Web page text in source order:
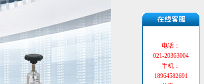
电话：
021-20363004
手机：
18964582691